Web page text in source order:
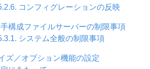
コンフィグレーションの反映
構成ファイルサーバーの制限事項
システム全般の制限事項
ズ／オプション機能の設定